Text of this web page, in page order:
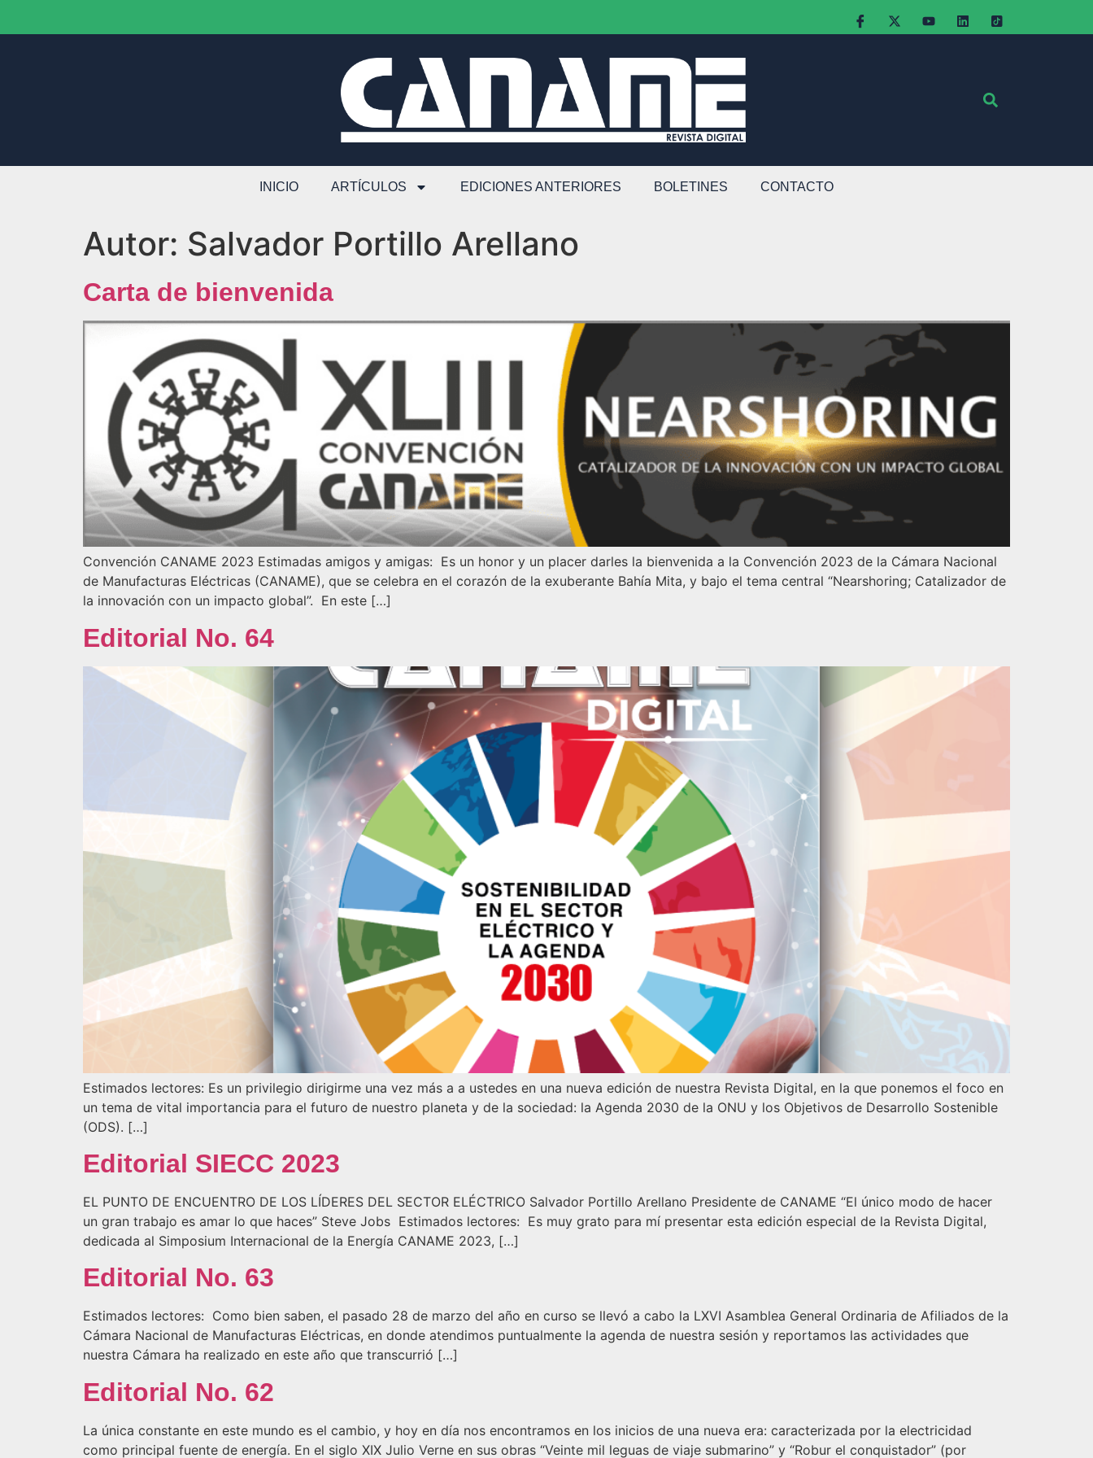
INICIO ARTÍCULOS EDICIONES ANTERIORES BOLETINES CONTACTO
Autor: Salvador Portillo Arellano
Carta de bienvenida
Convención CANAME 2023 Estimadas amigos y amigas: Es un honor y un placer darles la bienvenida a la Convención 2023 de la Cámara Nacional
de Manufacturas Eléctricas (CANAME), que se celebra en el corazón de la exuberante Bahía Mita, y bajo el tema central “Nearshoring; Catalizador de
la innovación con un impacto global”. En este […]
Editorial No. 64
Estimados lectores: Es un privilegio dirigirme una vez más a a ustedes en una nueva edición de nuestra Revista Digital, en la que ponemos el foco en
un tema de vital importancia para el futuro de nuestro planeta y de la sociedad: la Agenda 2030 de la ONU y los Objetivos de Desarrollo Sostenible
(ODS). […]
Editorial SIECC 2023
EL PUNTO DE ENCUENTRO DE LOS LÍDERES DEL SECTOR ELÉCTRICO Salvador Portillo Arellano Presidente de CANAME “El único modo de hacer
un gran trabajo es amar lo que haces” Steve Jobs Estimados lectores: Es muy grato para mí presentar esta edición especial de la Revista Digital,
dedicada al Simposium Internacional de la Energía CANAME 2023, […]
Editorial No. 63
Estimados lectores: Como bien saben, el pasado 28 de marzo del año en curso se llevó a cabo la LXVI Asamblea General Ordinaria de Afiliados de la
Cámara Nacional de Manufacturas Eléctricas, en donde atendimos puntualmente la agenda de nuestra sesión y reportamos las actividades que
nuestra Cámara ha realizado en este año que transcurrió […]
Editorial No. 62
La única constante en este mundo es el cambio, y hoy en día nos encontramos en los inicios de una nueva era: caracterizada por la electricidad
como principal fuente de energía. En el siglo XIX Julio Verne en sus obras “Veinte mil leguas de viaje submarino” y “Robur el conquistador” (por